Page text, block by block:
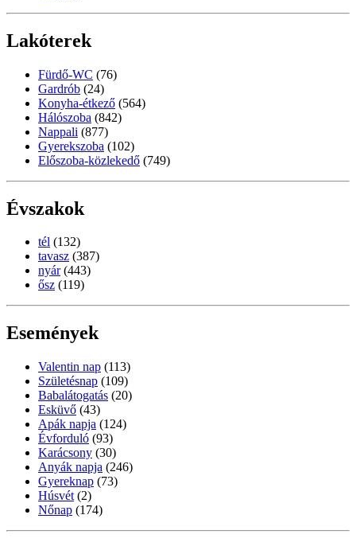
Lakóterek
Fürdő-WC (76)
Gardrób (24)
Konyha-étkező (564)
Hálószoba (842)
Nappali (877)
Gyerekszoba (102)
Előszoba-közlekedő (749)
Évszakok
tél (132)
tavasz (387)
nyár (443)
ősz (119)
Események
Valentin nap (113)
Születésnap (109)
Babalátogatás (20)
Esküvő (43)
Apák napja (124)
Évforduló (93)
Karácsony (30)
Anyák napja (246)
Gyereknap (73)
Húsvét (2)
Nőnap (174)